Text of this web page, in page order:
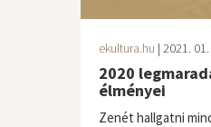
ekultura.hu | 2021.
2020
élményei
Zenét hallgatni